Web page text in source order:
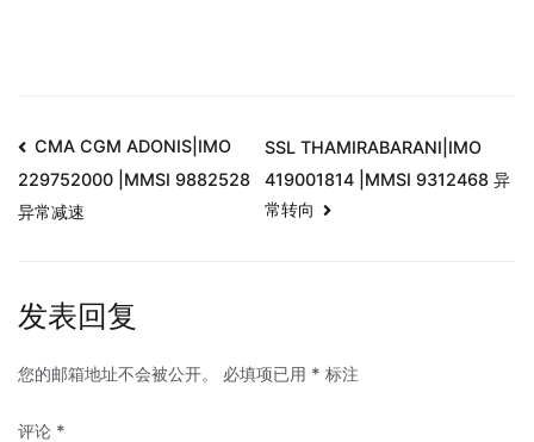
CMA CGM ADONIS|IMO
229752000 |MMSI 9882528
异常减速
SSL THAMIRABARANI|IMO
419001814 |MMSI 9312468 异
常转向
发表回复
您的邮箱地址不会被公开。 必填项已用 * 标注
评论 *